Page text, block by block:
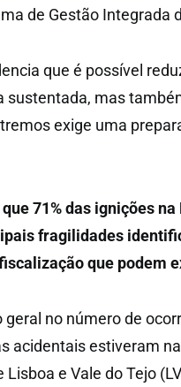
de Gestão Integrada
que é possível
sustentada, mas
exige uma
71% das ignições
fragilidades
que podem
no número de
acidentais estiveram
Lisboa e Vale do Tejo